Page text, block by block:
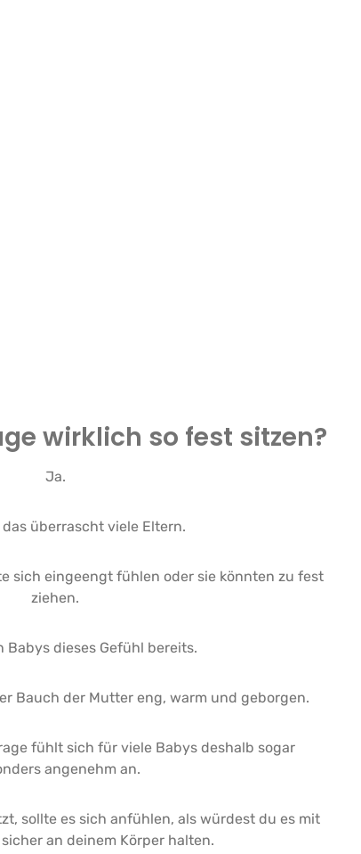
wirklich so fest sitzen?
Ja.
überrascht viele Eltern.
sich eingeengt fühlen oder sie könnten zu fest
ziehen.
Babys dieses Gefühl bereits.
Bauch der Mutter eng, warm und geborgen.
fühlt sich für viele Babys deshalb sogar
angenehm an.
sollte es sich anfühlen, als würdest du es mit
an deinem Körper halten.